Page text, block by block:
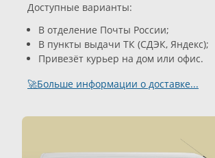
Доступные варианты:
В отделение Почты России;
В пункты выдачи ТК (СДЭК, Яндекс);
Привезёт курьер на дом или офис.
🚀Больше информации о доставке...